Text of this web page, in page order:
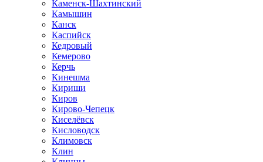
Каменск-Шахтинский
Камышин
Канск
Каспийск
Кедровый
Кемерово
Керчь
Кинешма
Кириши
Киров
Кирово-Чепецк
Киселёвск
Кисловодск
Климовск
Клин